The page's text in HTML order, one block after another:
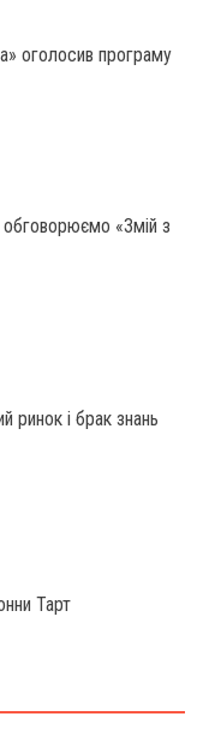
оголосив програму
обговорюємо «Змій з
ринок і брак знань
Тарт